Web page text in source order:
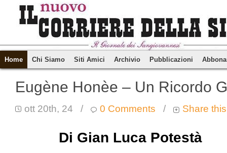
Home Chi Siamo Siti Amici Archivio Pubblicazioni
Eugène Honèe – Un Ricordo
ott 20th, 24 / 0 Comments / Share
Di Gian Luca Potestà